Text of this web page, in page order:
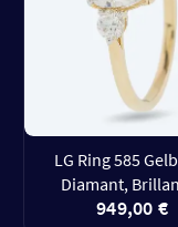
LG Ring 585
Diamant,
949,00 €